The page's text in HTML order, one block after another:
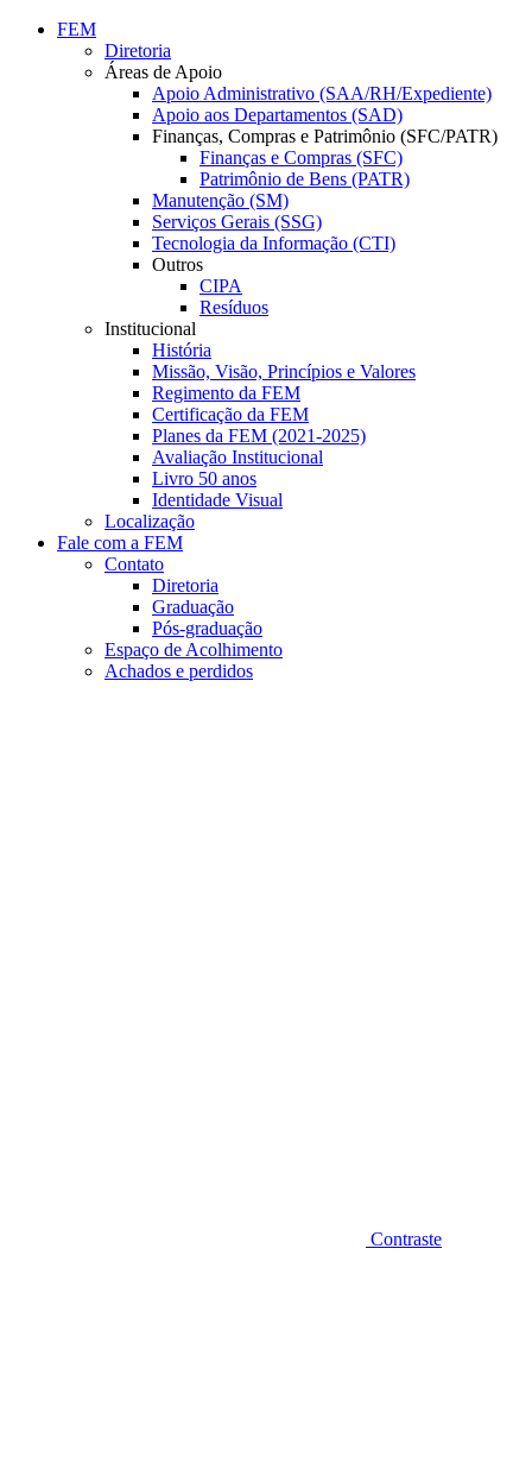
Conteúdo principal
FEM
Diretoria
Áreas de Apoio
Apoio Administrativo (SAA/RH/Expediente)
Apoio aos Departamentos (SAD)
Finanças, Compras e Patrimônio (SFC/PATR)
Finanças e Compras (SFC)
Patrimônio de Bens (PATR)
Manutenção (SM)
Serviços Gerais (SSG)
Tecnologia da Informação (CTI)
Outros
CIPA
Resíduos
Institucional
História
Missão, Visão, Princípios e Valores
Regimento da FEM
Certificação da FEM
Planes da FEM (2021-2025)
Avaliação Institucional
Livro 50 anos
Identidade Visual
Localização
Fale com a FEM
Contato
Diretoria
Graduação
Pós-graduação
Espaço de Acolhimento
Achados e perdidos
Contraste